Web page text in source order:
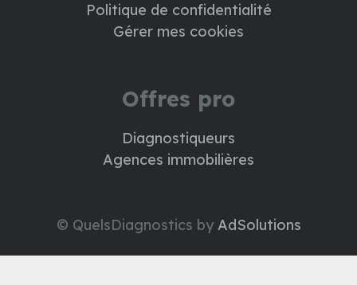
Politique de confidentialité
Gérer mes cookies
Offres pro
Diagnostiqueurs
Agences immobilières
© QuelsDiagnostics byAdSolutions